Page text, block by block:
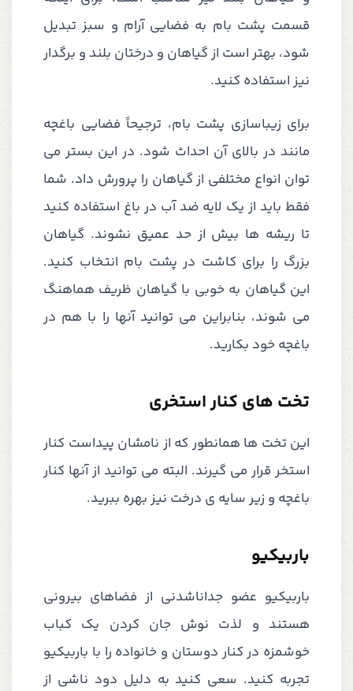
قسمت پشت بام به فضایی آرام و سبز تبدیل
شود، بهتر است از گیاهان و درختان بلند و برگدار
نیز استفاده کنید.
برای زیباسازی پشت بام، ترجیحاً فضایی باغچه
مانند در بالای آن احداث شود. در این بستر می
توان انواع مختلفی از گیاهان را پرورش داد. شما
فقط باید از یک لایه ضد آب در باغ استفاده کنید
تا ریشه ها بیش از حد عمیق نشوند. گیاهان
بزرگ را برای کاشت در پشت بام انتخاب کنید.
این گیاهان به خوبی با گیاهان ظریف هماهنگ
می شوند، بنابراین می توانید آنها را با هم در
باغچه خود بکارید.
تخت های کنار استخری
این تخت ها همانطور که از نامشان پیداست کنار
استخر قرار می گیرند. البته می توانید از آنها کنار
باغچه و زیر سایه ی درخت نیز بهره ببرید.
باربیکیو
باربیکیو عضو جداناشدنی از فضاهای بیرونی
هستند و لذت نوش جان کردن یک کباب
خوشمزه در کنار دوستان و خانواده را با باربیکیو
تجربه کنید. سعی کنید به دلیل دود ناشی از